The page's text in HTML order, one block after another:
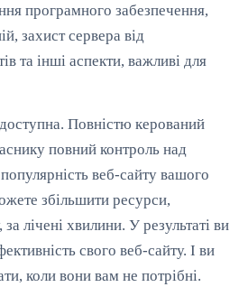
програмного забезпечення,
захист сервера від
та інші аспекти, важливі для
Повністю керований
повний контроль над
веб-сайту вашого
збільшити ресурси,
лічені хвилини. У результаті ви
свого веб-сайту. І ви
коли вони вам не потрібні.